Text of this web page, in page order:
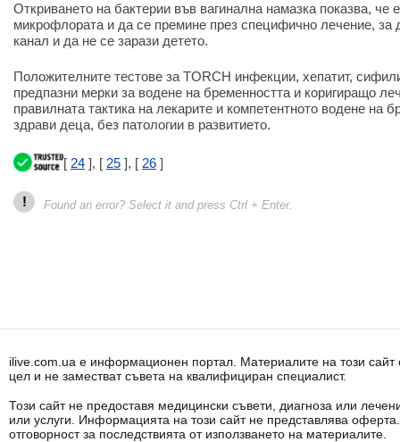
Откриването на бактерии във вагинална намазка показва, че
микрофлората и да се премине през специфично лечение, за
канал и да не се зарази детето.
Положителните тестове за TORCH инфекции, хепатит,
предпазни мерки за водене на бременността и коригиращо
правилната тактика на лекарите и компетентното водене на
здрави деца, без патологии в развитието.
[ 24 ], [ 25 ], [ 26 ]
! Found an error? Select it and press Ctrl + Enter.
ilive.com.ua е информационен портал. Материалите на този
цел и не заместват съвета на квалифициран специалист.
Този сайт не предоставя медицински съвети, диагноза или
или услуги. Информацията на този сайт не представлява
отговорност за последствията от използването на материалите.